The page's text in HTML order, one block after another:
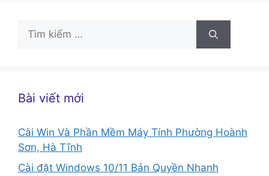
Tìm
Bài viết mới
Cài Win Và Phần Mềm Máy Tính Phường Hoành
Sơn, Hà Tĩnh
Cài đặt Windows 10/11 Bản Quyền Nhanh